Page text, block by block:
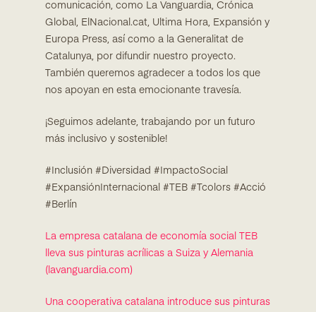
comunicación, como La Vanguardia, Crónica
Global, ElNacional.cat, Ultima Hora, Expansión y
Europa Press, así como a la Generalitat de
Catalunya, por difundir nuestro proyecto.
También queremos agradecer a todos los que
nos apoyan en esta emocionante travesía.
¡Seguimos adelante, trabajando por un futuro
más inclusivo y sostenible!
#Inclusión #Diversidad #ImpactoSocial
#ExpansiónInternacional #TEB #Tcolors #Acció
#Berlín
La empresa catalana de economía social TEB
lleva sus pinturas acrílicas a Suiza y Alemania
(lavanguardia.com)
Una cooperativa catalana introduce sus pinturas